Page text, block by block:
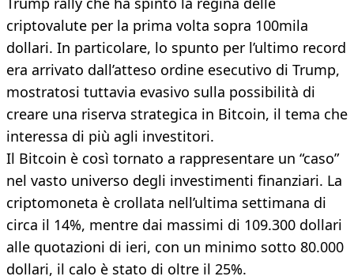
criptovalute per la prima volta sopra 100mila
dollari. In particolare, lo spunto per l’ultimo record
era arrivato dall’atteso ordine esecutivo di Trump,
mostratosi tuttavia evasivo sulla possibilità di
creare una riserva strategica in Bitcoin, il tema che
interessa di più agli investitori.
Il Bitcoin è così tornato a rappresentare un “caso”
nel vasto universo degli investimenti finanziari. La
criptomoneta è crollata nell’ultima settimana di
circa il 14%, mentre dai massimi di 109.300 dollari
alle quotazioni di ieri, con un minimo sotto 80.000
dollari, il calo è stato di oltre il 25%.